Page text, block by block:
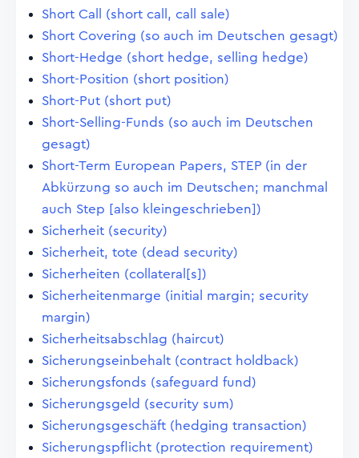
Short Call (short call, call sale)
Short Covering (so auch im Deutschen gesagt)
Short-Hedge (short hedge, selling hedge)
Short-Position (short position)
Short-Put (short put)
Short-Selling-Funds (so auch im Deutschen
gesagt)
Short-Term European Papers, STEP (in der
Abkürzung so auch im Deutschen; manchmal
auch Step [also kleingeschrieben])
Sicherheit (security)
Sicherheit, tote (dead security)
Sicherheiten (collateral[s])
Sicherheitenmarge (initial margin; security
margin)
Sicherheitsabschlag (haircut)
Sicherungseinbehalt (contract holdback)
Sicherungsfonds (safeguard fund)
Sicherungsgeld (security sum)
Sicherungsgeschäft (hedging transaction)
Sicherungspflicht (protection requirement)